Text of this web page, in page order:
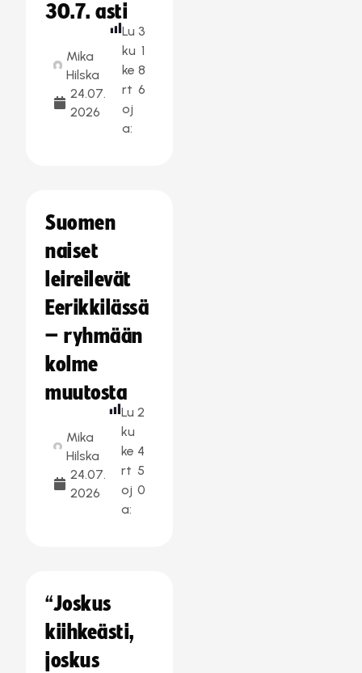
30.7. asti
Mika
Hilska
24.07.
2026
Lu
ku
ke
rt
oj
a:
3
1
8
6
Suomen
naiset
leireilevät
Eerikkilässä
– ryhmään
kolme
muutosta
Mika
Hilska
24.07.
2026
Lu
ku
ke
rt
oj
a:
2
4
5
0
“Joskus
kiihkeästi,
joskus